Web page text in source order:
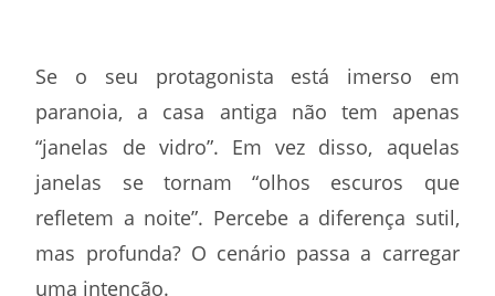
Se o seu protagonista está imerso em
paranoia, a casa antiga não tem apenas
“janelas de vidro”. Em vez disso, aquelas
janelas se tornam “olhos escuros que
refletem a noite”. Percebe a diferença sutil,
mas profunda? O cenário passa a carregar
uma intenção.